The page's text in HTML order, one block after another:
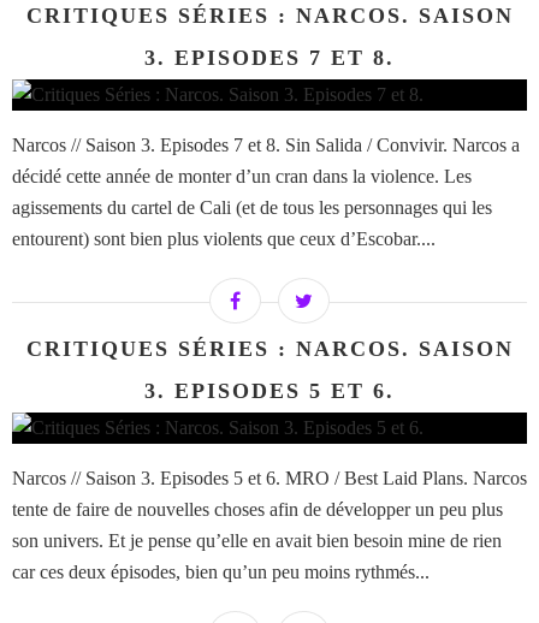
CRITIQUES SÉRIES : NARCOS. SAISON
3. EPISODES 7 ET 8.
Narcos // Saison 3. Episodes 7 et 8. Sin Salida / Convivir. Narcos a
décidé cette année de monter d’un cran dans la violence. Les
agissements du cartel de Cali (et de tous les personnages qui les
entourent) sont bien plus violents que ceux d’Escobar....
CRITIQUES SÉRIES : NARCOS. SAISON
3. EPISODES 5 ET 6.
Narcos // Saison 3. Episodes 5 et 6. MRO / Best Laid Plans. Narcos
tente de faire de nouvelles choses afin de développer un peu plus
son univers. Et je pense qu’elle en avait bien besoin mine de rien
car ces deux épisodes, bien qu’un peu moins rythmés...